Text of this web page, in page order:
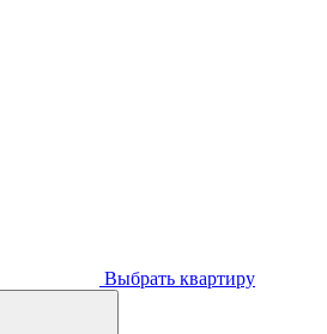
Выбрать квартиру